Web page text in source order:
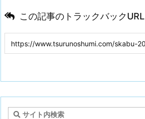
この記事のトラックバックURL